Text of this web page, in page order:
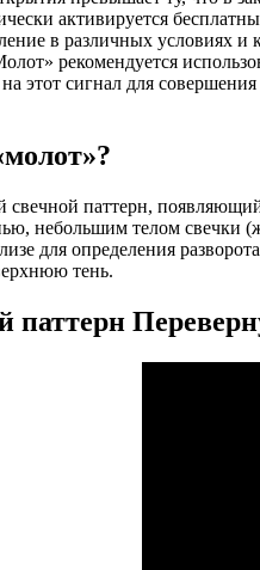
активируется
в различных условиях
рекомендуется
этот сигнал для
паттерн,
небольшим телом свечки
для определения
тень.
паттерн